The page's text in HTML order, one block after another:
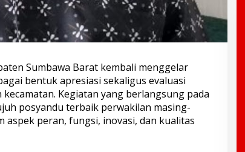
Sumbawa Barat kembali menggelar
bentuk apresiasi sekaligus evaluasi
Kegiatan yang berlangsung pada
posyandu terbaik perwakilan masing-
aspek peran, fungsi, inovasi, dan kualitas